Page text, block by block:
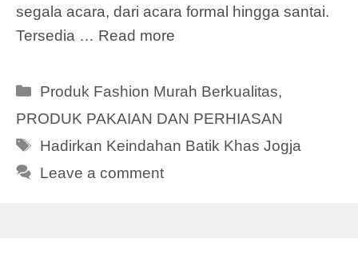
segala acara, dari acara formal hingga santai.
Tersedia … Read more
Categories
Produk Fashion Murah Berkualitas,
PRODUK PAKAIAN DAN PERHIASAN
Tags
Hadirkan Keindahan Batik Khas Jogja
Leave a comment